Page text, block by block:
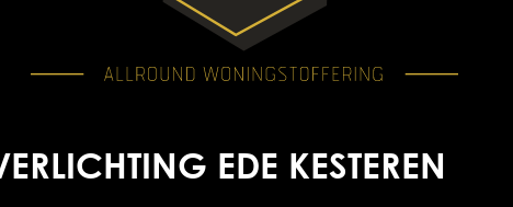
EDE KESTEREN